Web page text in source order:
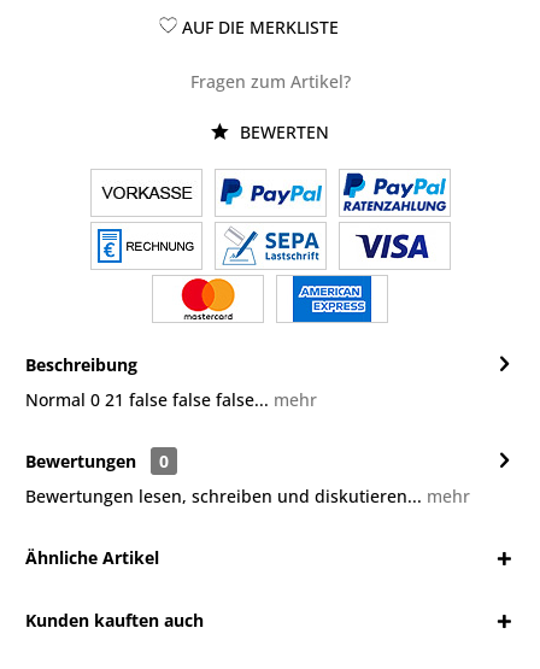
AUF DIE MERKLISTE
Fragen zum Artikel?
BEWERTEN
Beschreibung
Normal 0 21 false false false... mehr
Bewertungen
0
Bewertungen lesen, schreiben und diskutieren... mehr
Ähnliche Artikel
Kunden kauften auch